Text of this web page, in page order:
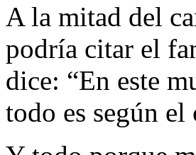
A la mitad del
podría citar el
dice: “En este
todo es según